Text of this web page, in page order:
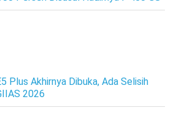
Plus Akhirnya Dibuka, Ada Selisih
2026